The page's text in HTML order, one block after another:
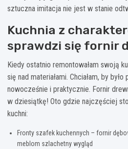
sztuczna imitacja nie jest w stanie
Kuchnia z
sprawdzi się fornir
Kiedy ostatnio remontowałam swoją
się nad materiałami. Chciałam, by
nowocześnie i praktycznie. Fornir
w dziesiątkę! Oto gdzie najczęściej
kuchni:
Fronty szafek kuchennych – fornir
meblom szlachetny wygląd